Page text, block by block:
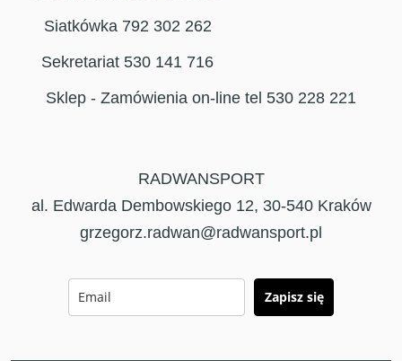
Siatkówka 792 302 262
Sekretariat 530 141 716
Sklep - Zamówienia on-line tel 530 228 221
RADWANSPORT
al. Edwarda Dembowskiego 12, 30-540 Kraków
grzegorz.radwan@radwansport.pl
Zapisz się